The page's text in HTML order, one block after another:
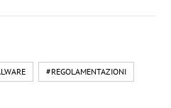
#REGOLAMENTAZIONI